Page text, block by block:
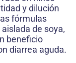
y dilución
fórmulas
de soya,
beneficio
diarrea aguda.